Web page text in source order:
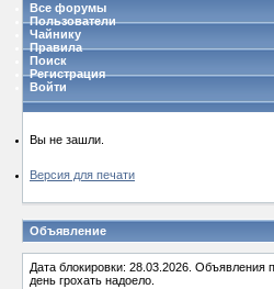
Все форумы
Пользователи
Чайнику
Правила
Поиск
Регистрация
Войти
Вы не зашли.
Версия для печати
Объявление
Дата блокировки: 28.03.2026. Объявления
день грохать надоело.